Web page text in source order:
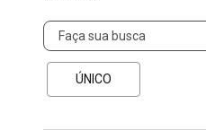
Tamanho
ÚNICO